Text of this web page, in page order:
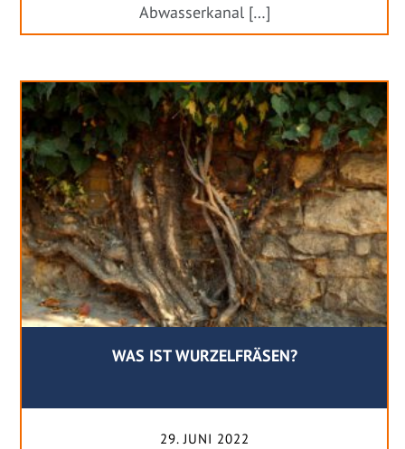
Abwasserkanal […]
WAS IST WURZELFRÄSEN?
29. JUNI 2022